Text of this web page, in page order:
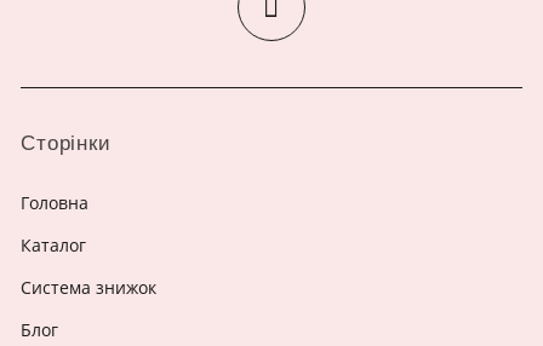
Сторінки
Головна
Каталог
Система знижок
Блог